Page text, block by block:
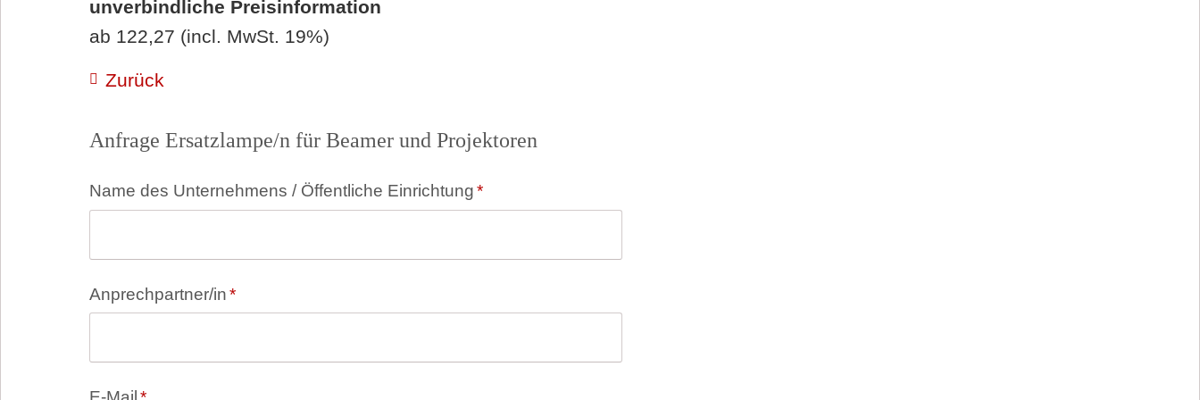
unverbindliche Preisinformation
ab 122,27 (incl. MwSt. 19%)
Zurück
Anfrage Ersatzlampe/n für Beamer und Projektoren
Pflichtfeld
Name des Unternehmens / Öffentliche Einrichtung*
Pflichtfeld
Anprechpartner/in*